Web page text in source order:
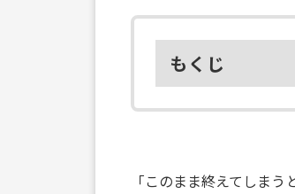
もくじ
「このまま終えてしま